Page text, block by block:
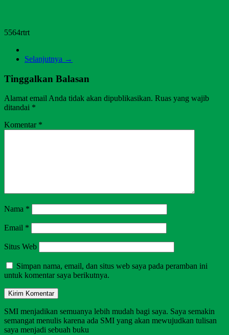
5564rtrt
Selanjutnya →
Tinggalkan Balasan
Alamat email Anda tidak akan dipublikasikan. Ruas yang wajib
ditandai *
Komentar *
Nama *
Email *
Situs Web
Simpan nama, email, dan situs web saya pada peramban ini
untuk komentar saya berikutnya.
SMI menjadikan semuanya lebih mudah bagi saya. Saya semakin
semangat menulis karena ada SMI yang akan mewujudkan tulisan
saya menjadi sebuah buku